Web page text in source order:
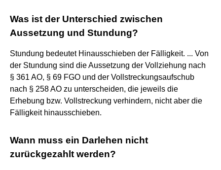
Was ist der Unterschied zwischen
Aussetzung und Stundung?
Stundung bedeutet Hinausschieben der Fälligkeit. ... Von
der Stundung sind die Aussetzung der Vollziehung nach
§ 361 AO, § 69 FGO und der Vollstreckungsaufschub
nach § 258 AO zu unterscheiden, die jeweils die
Erhebung bzw. Vollstreckung verhindern, nicht aber die
Fälligkeit hinausschieben.
Wann muss ein Darlehen nicht
zurückgezahlt werden?